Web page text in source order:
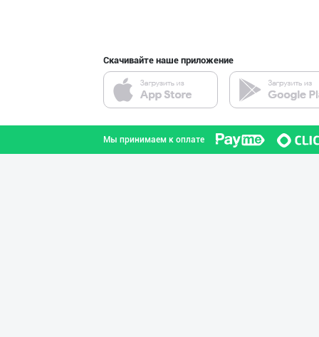
Скачивайте наше приложение
Мы принимаем к оплате